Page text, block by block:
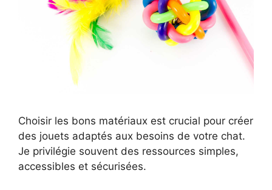
Choisir les bons matériaux est crucial pour créer
des jouets adaptés aux besoins de votre chat.
Je privilégie souvent des ressources simples,
accessibles et sécurisées.